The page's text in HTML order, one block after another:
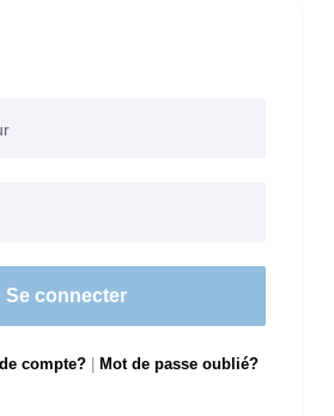
Se connecter
compte? Mot de passe oublié?